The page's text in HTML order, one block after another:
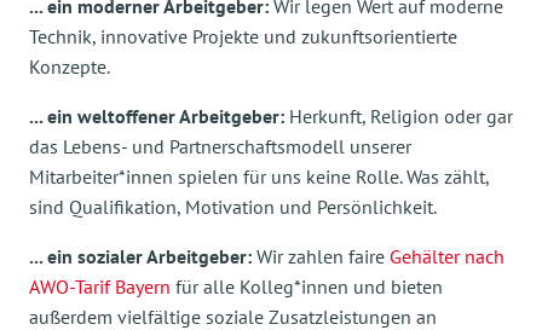
... ein moderner Arbeitgeber: Wir legen Wert auf moderne
Technik, innovative Projekte und zukunftsorientierte
Konzepte.
... ein weltoffener Arbeitgeber: Herkunft, Religion oder gar
das Lebens- und Partnerschaftsmodell unserer
Mitarbeiter*innen spielen für uns keine Rolle. Was zählt,
sind Qualifikation, Motivation und Persönlichkeit.
... ein sozialer Arbeitgeber: Wir zahlen faire Gehälter nach
AWO-Tarif Bayern für alle Kolleg*innen und bieten
außerdem vielfältige soziale Zusatzleistungen an